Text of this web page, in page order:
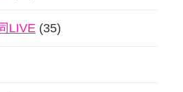
LIVE (35)